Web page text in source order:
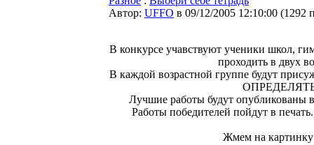
Автор: UFFO в 09/12/2005 12:10:00 (1292
В конкурсе учавствуют ученики школ,
проходить в двух
В каждой возрастной группе будут
Лучшие работы будут опубликованы
Работы победителей пойдут в
Жмем на